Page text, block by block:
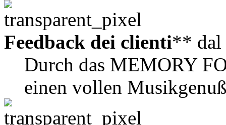
Feedback dei clienti** dal
Durch das MEMORY
einen vollen